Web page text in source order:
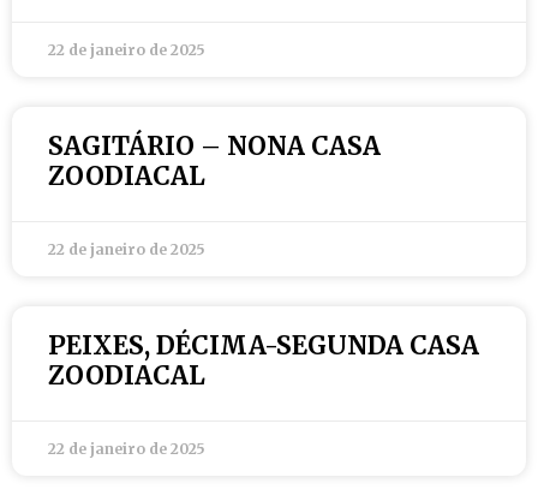
22 de janeiro de 2025
SAGITÁRIO – NONA CASA
ZOODIACAL
22 de janeiro de 2025
PEIXES, DÉCIMA-SEGUNDA CASA
ZOODIACAL
22 de janeiro de 2025